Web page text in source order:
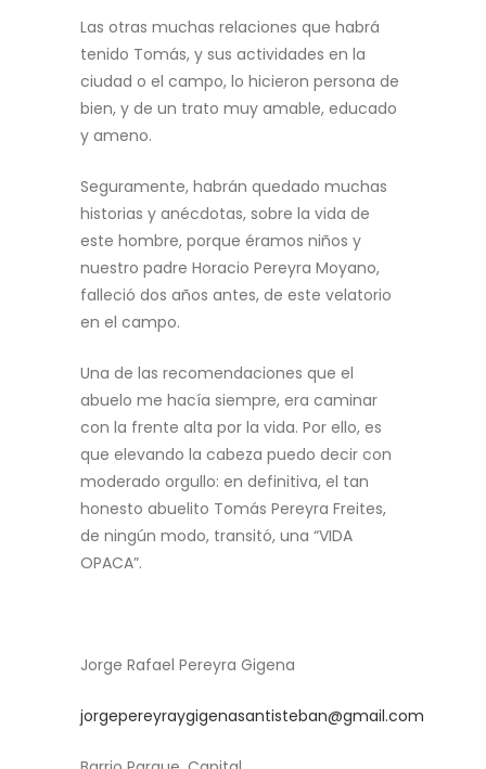
Las otras muchas relaciones que habrá
tenido Tomás, y sus actividades en la
ciudad o el campo, lo hicieron persona de
bien, y de un trato muy amable, educado
y ameno.
Seguramente, habrán quedado muchas
historias y anécdotas, sobre la vida de
este hombre, porque éramos niños y
nuestro padre Horacio Pereyra Moyano,
falleció dos años antes, de este velatorio
en el campo.
Una de las recomendaciones que el
abuelo me hacía siempre, era caminar
con la frente alta por la vida. Por ello, es
que elevando la cabeza puedo decir con
moderado orgullo: en definitiva, el tan
honesto abuelito Tomás Pereyra Freites,
de ningún modo, transitó, una “VIDA
OPACA”.
Jorge Rafael Pereyra Gigena
jorgepereyraygigenasantisteban@gmail.com